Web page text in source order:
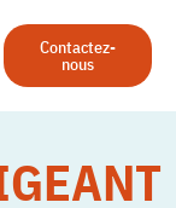
Contactez-
nous